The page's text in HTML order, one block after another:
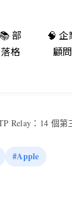
📚 部
落格
🧠 企
顧問
Relay：14 個
#Apple